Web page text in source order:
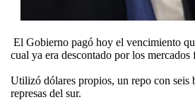
El Gobierno pagó hoy el vencimiento
cual ya era descontado por los mercados
Utilizó dólares propios, un repo con seis
represas del sur.